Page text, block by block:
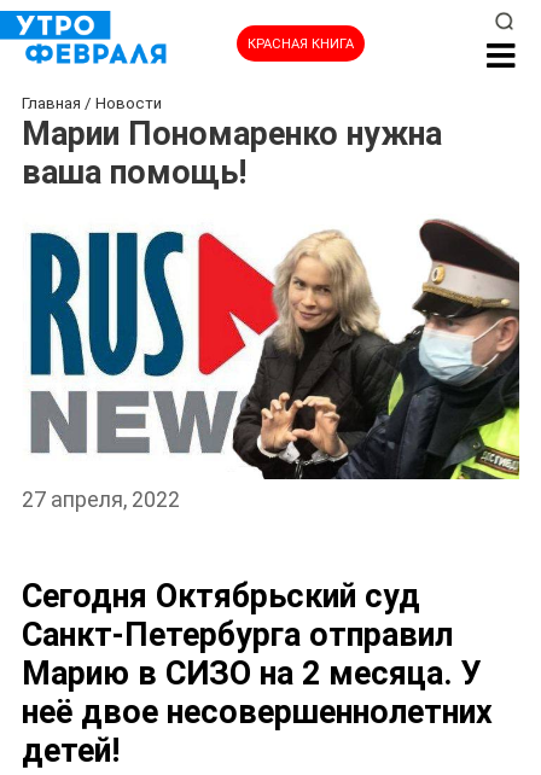
КРАСНАЯ КНИГА
НОВОСТИ
Главная / Новости
Марии Пономаренко нужна
ваша помощь!
27 апреля, 2022
Сегодня Октябрьский суд
Санкт-Петербурга отправил
Марию в СИЗО на 2 месяца. У
неё двое несовершеннолетних
детей!